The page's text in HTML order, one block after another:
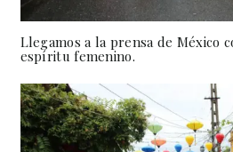
Llegamos a la prensa de México
espíritu femenino.